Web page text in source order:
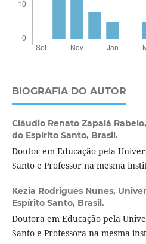
BIOGRAFIA DO AUTOR
Cláudio Renato Zapalá Rabelo,
do Espírito Santo, Brasil.
Doutor em Educação pela
Santo e Professor na mesma
Kezia Rodrigues Nunes,
Espírito Santo, Brasil.
Doutora em Educação pela
Santo e Professora na mesma